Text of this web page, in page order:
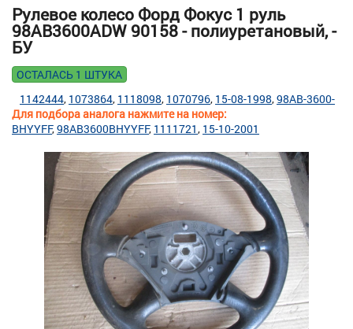
Рулевое колесо Форд Фокус 1 руль
98AB3600ADW 90158 - полиуретановый, -
БУ
ОСТАЛАСЬ 1 ШТУКА
Для подбора аналога нажмите на номер:
1142444 1073864 1118098 1070796 15-08-1998 98AB-3600-
BHYYFF 98AB3600BHYYFF 1111721 15-10-2001